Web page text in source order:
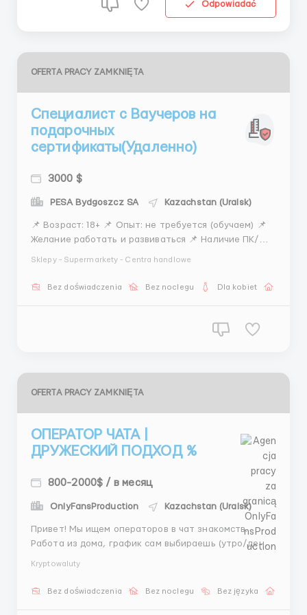
Odpowiadać
OFERTA PRACY ZAMKNIĘTA
Специалист с Ваучеров на
подарочных
сертификаты(Удаленно)
3000 $
PESA Bydgoszcz SA Kazachstan (Uralsk)
📌 Возраст: 18+ 📌 Опыт: не требуется (обучаем) 📌
Желание работать и развиваться 📌 Наличие ПК/
обучаться новым цифровым инструментам 📌
Sklepy - Supermarkety - Centra handlowe
Bez doświadczenia Bez noclegu Dla kobiet
OFERTA PRACY ZAMKNIĘTA
ОПЕРАТОР ЧАТА |
ДРУЖЕСКИЙ ПОДХОД %
800-2000$ / в месяц
OnlyFansProduction Kazachstan (Uralsk)
Привет! Мы ищем операторов в чат знакомств.
Работа из дома, график сам выбираешь (утро/день/
@stasss9999, расскажу детали 🙂 📩 @stasss9999 ...
Kryptowaluty
Bez doświadczenia Bez noclegu Bez języka